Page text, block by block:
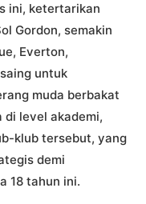
ini, ketertarikan
Gordon, semakin
Everton,
untuk
muda berbakat
di level akademi,
klub tersebut, yang
demi
18 tahun ini.